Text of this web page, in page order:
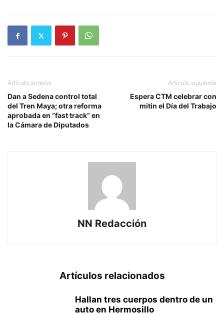
Artículo anterior
Dan a Sedena control total
del Tren Maya; otra reforma
aprobada en “fast track” en
la Cámara de Diputados
Artículo siguiente
Espera CTM celebrar con
mitin el Día del Trabajo
NN Redacción
Artículos relacionados
Hallan tres cuerpos dentro de un
auto en Hermosillo